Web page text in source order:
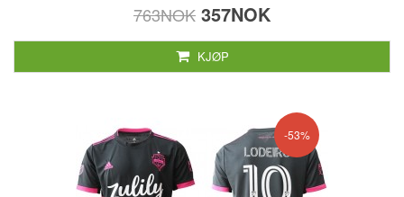
763NOK 357NOK
KJØP
-53%